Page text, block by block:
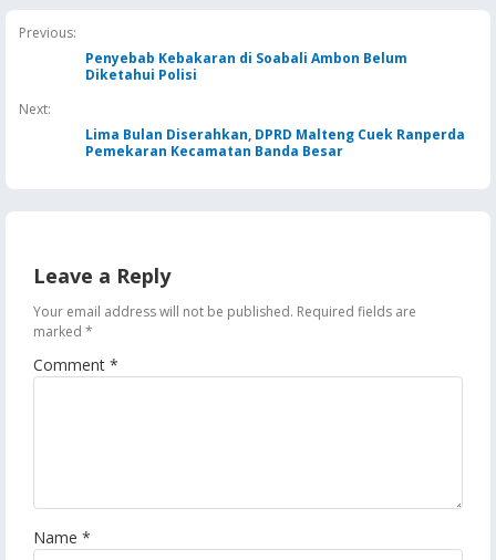
Previous:
Penyebab Kebakaran di Soabali Ambon Belum
Diketahui Polisi
Next:
Lima Bulan Diserahkan, DPRD Malteng Cuek Ranperda
Pemekaran Kecamatan Banda Besar
Leave a Reply
Your email address will not be published. Required fields are
marked *
Comment *
Name *